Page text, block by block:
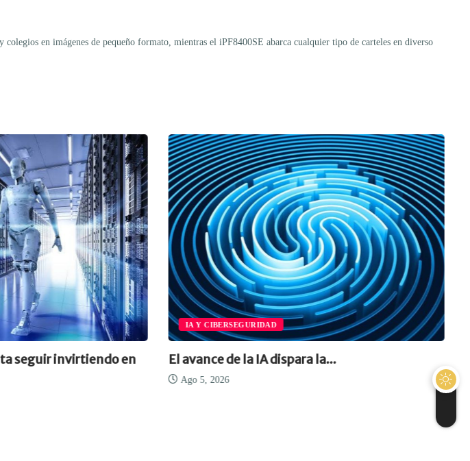
en imágenes de pequeño formato, mientras el iPF8400SE abarca cualquier tipo de carteles en diverso
en
IA Y CIBERSEGURIDAD
El avance de la IA dispara la...
ENTREVISTA